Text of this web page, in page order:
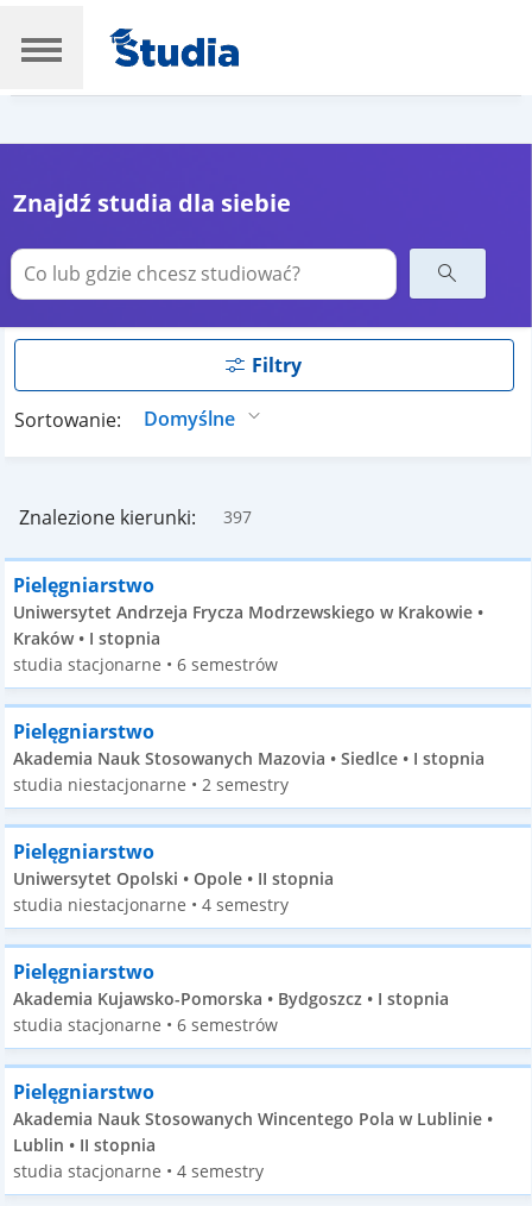
Znajdź studia dla siebie
Filtry
Sortowanie:
Znalezione kierunki: 397
Pielęgniarstwo
Uniwersytet Andrzeja Frycza Modrzewskiego w Krakowie •
Kraków • I stopnia
studia stacjonarne • 6 semestrów
Pielęgniarstwo
Akademia Nauk Stosowanych Mazovia • Siedlce • I stopnia
studia niestacjonarne • 2 semestry
Pielęgniarstwo
Uniwersytet Opolski • Opole • II stopnia
studia niestacjonarne • 4 semestry
Pielęgniarstwo
Akademia Kujawsko-Pomorska • Bydgoszcz • I stopnia
studia stacjonarne • 6 semestrów
Pielęgniarstwo
Akademia Nauk Stosowanych Wincentego Pola w Lublinie •
Lublin • II stopnia
studia stacjonarne • 4 semestry